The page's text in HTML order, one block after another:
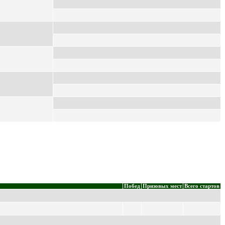
Побед Призовых мест Всего стартов